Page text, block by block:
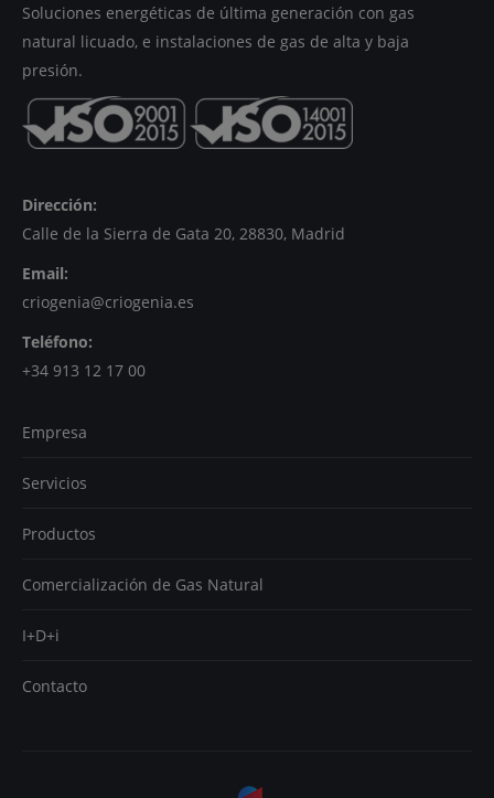
Soluciones energéticas de última generación con gas
natural licuado, e instalaciones de gas de alta y baja
presión.
Dirección:
Calle de la Sierra de Gata 20, 28830, Madrid
Email:
criogenia@criogenia.es
Teléfono:
+34 913 12 17 00
Empresa
Servicios
Productos
Comercialización de Gas Natural
I+D+i
Contacto